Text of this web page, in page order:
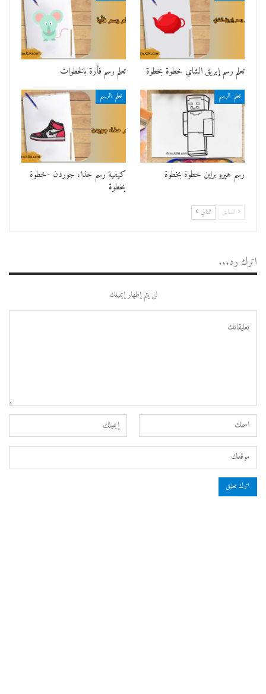
تعلم رسم إبريق الشاي خطوة بخطوة تعلم رسم فأرة بالخطوات
تعلم الرسم
رسم هيرو براين خطوة بخطوة
تعلم الرسم
كيفية رسم حذاء جوردن -خطوة
بخطوة
السابق التالي
اترك رد...
لن يتم إظهار إيميلك